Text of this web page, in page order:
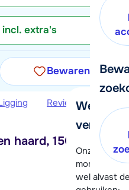
We
verder!
Onze
moment
wel alvast
extra's
Bewaren
Reviews
haard, 150 meter